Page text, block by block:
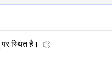
पर स्थित है।